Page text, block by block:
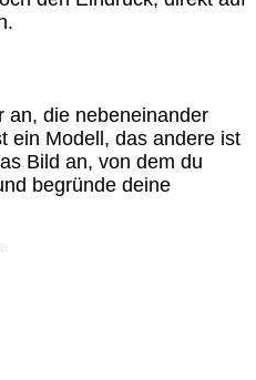
an, die nebeneinander
ein Modell, das andere ist
Bild an, von dem du
begründe deine